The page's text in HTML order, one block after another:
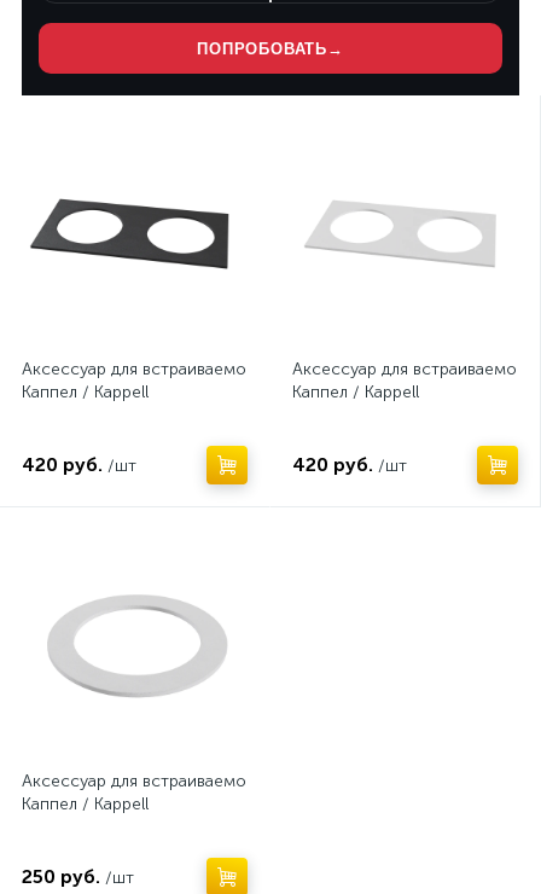
ПОПРОБОВАТЬ →
Аксессуар для встраиваемого светильника
Каппел / Kappell
420 руб. /шт
Аксессуар для встраиваемого
Каппел / Kappell
420 руб. /шт
Аксессуар для встраиваемого светильника
Каппел / Kappell
250 руб. /шт